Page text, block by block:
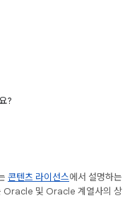
?
콘텐츠 라이선스에서 설명하는
Oracle 및 Oracle 계열사의 상